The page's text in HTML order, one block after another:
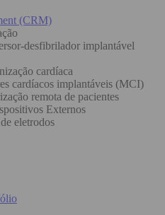
(CRM)
desfibrilador implantável
cardíaca
cardíacos implantáveis (MCI)
remota de pacientes
Externos
eletrodos